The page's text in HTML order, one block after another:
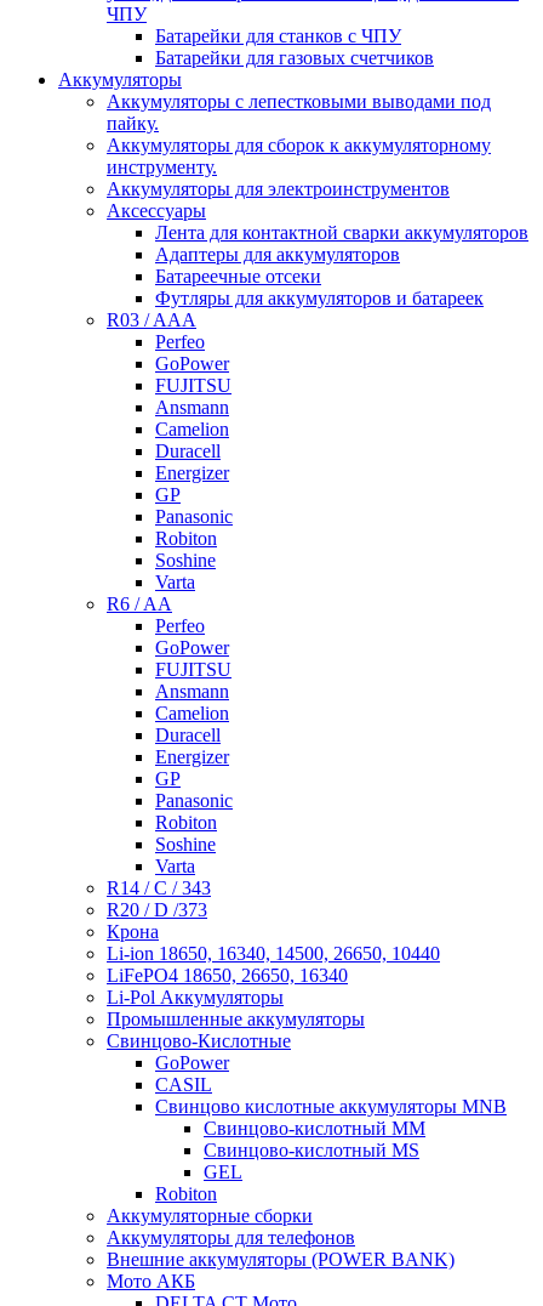
ЧПУ
Батарейки для станков с ЧПУ
Батарейки для газовых счетчиков
Аккумуляторы
Аккумуляторы с лепестковыми выводами под
пайку.
Аккумуляторы для сборок к аккумуляторному
инструменту.
Аккумуляторы для электроинструментов
Аксессуары
Лента для контактной сварки аккумуляторов
Адаптеры для аккумуляторов
Батареечные отсеки
Футляры для аккумуляторов и батареек
R03 / AAA
Perfeo
GoPower
FUJITSU
Ansmann
Camelion
Duracell
Energizer
GP
Panasonic
Robiton
Soshine
Varta
R6 / AA
Perfeo
GoPower
FUJITSU
Ansmann
Camelion
Duracell
Energizer
GP
Panasonic
Robiton
Soshine
Varta
R14 / C / 343
R20 / D /373
Крона
Li-ion 18650, 16340, 14500, 26650, 10440
LiFePO4 18650, 26650, 16340
Li-Pol Аккумуляторы
Промышленные аккумуляторы
Свинцово-Кислотные
GoPower
CASIL
Свинцово кислотные аккумуляторы MNB
Cвинцово-кислотный MM
Cвинцово-кислотный MS
GEL
Robiton
Аккумуляторные сборки
Аккумуляторы для телефонов
Внешние аккумуляторы (POWER BANK)
Мото АКБ